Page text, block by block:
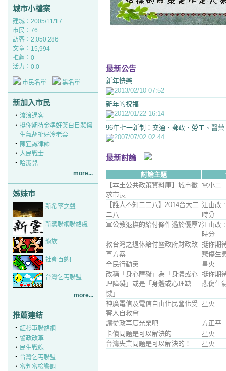
城市小檔案
建城：2005/11/17
市民：76
訪客：2,050,286
文章：15,994
推薦： 0
活力：0.0
市民名單 黑名單
新加入市民
‧ 流浪過客
‧ 挺你期待金準好笑白目悲傷
生氣胡扯好冷老套
‧ 陳宜誠律師
‧ 人民戰士
‧ 哈潔兒
more...
姊妹市
新希望之聲
新黨聯網聯絡處
龍族
社會百態!
台灣乞丐聯盟
more...
推薦連結
‧ 紅衫軍聯絡網
‧ 警政改革
‧ 民生戰線
‧ 台灣乞丐聯盟
‧ 審判審檢警調
最新公告
新年快樂
2013/02/10 07:52
新年的祝福
2012/01/22 16:14
96年七一新制：交通、郵政、勞工、醫
2007/07/02 02:44
最新討論
討論主題
【本土公共政策資料庫】城市徵
求市長
電小二
【誰人不知二二八】2014台大二
二八
江山改
時分
軍公教退撫的給付條件過於優厚?江山改
時分
救台灣之退休給付暨政府財政改
革方案
挺你期
悲傷生
全民行動黨
星火
改稱「身心障礙」為「身體或心
理障礙」或是「身體或心理缺
憾」
挺你期
悲傷生
神廣電信及電信自由化民營化受
害人自救會
星火
讓從政再度光榮吧
方正平
卡債問題是可以解決的
星火
台灣失業問題是可以解決的！
星火